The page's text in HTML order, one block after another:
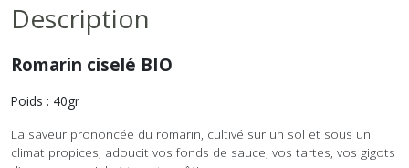
Description
Romarin ciselé BIO
Poids : 40gr
La saveur prononcée du romarin, cultivé sur un sol et sous un
climat propices, adoucit vos fonds de sauce, vos tartes, vos gigots